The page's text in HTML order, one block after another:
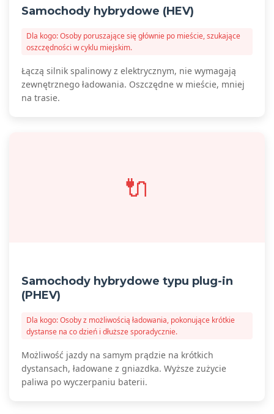
Samochody hybrydowe (HEV)
Dla kogo: Osoby poruszające się głównie po mieście, szukające
oszczędności w cyklu miejskim.
Łączą silnik spalinowy z elektrycznym, nie wymagają
zewnętrznego ładowania. Oszczędne w mieście, mniej
na trasie.
🔌
Samochody hybrydowe typu plug-in
(PHEV)
Dla kogo: Osoby z możliwością ładowania, pokonujące krótkie
dystanse na co dzień i dłuższe sporadycznie.
Możliwość jazdy na samym prądzie na krótkich
dystansach, ładowane z gniazdka. Wyższe zużycie
paliwa po wyczerpaniu baterii.